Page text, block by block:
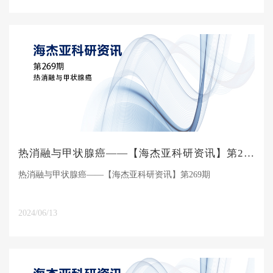
热消融与甲状腺癌——【海杰亚科研资讯】第269期
热消融与甲状腺癌——【海杰亚科研资讯】第269期
2024/06/13